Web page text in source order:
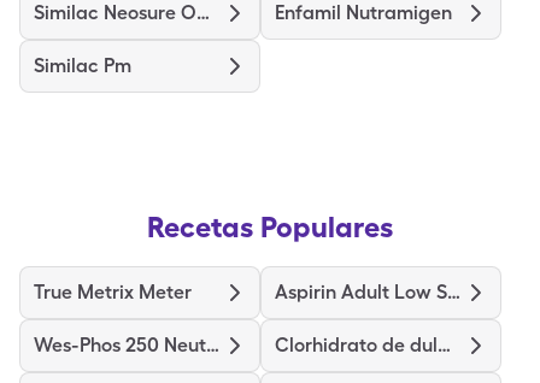
Similac Neosure Optigro Enfamil Nutramigen
Similac Pm
Recetas Populares
True Metrix Meter Aspirin Adult Low Strength
Wes-Phos 250 Neutral Clorhidrato de duloxetina